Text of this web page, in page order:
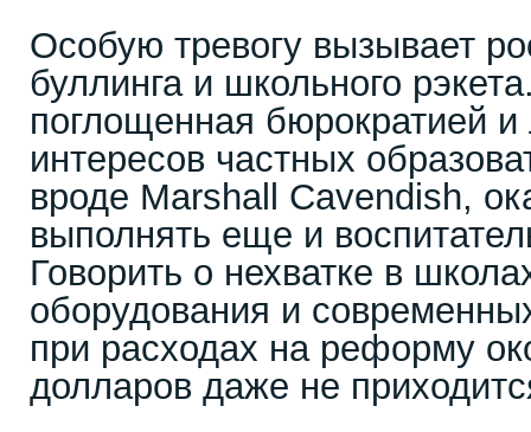
Особую тревогу вызывает
буллинга и школьного
поглощенная бюрократией
интересов частных
вроде Marshall Cavendish,
выполнять еще и
Говорить о нехватке в
оборудования и
при расходах на реформу
долларов даже не